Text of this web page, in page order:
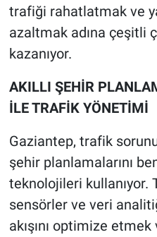
trafiği rahatlatmak ve
azaltmak adına çeşitli
kazanıyor.
AKILLI ŞEHİR
İLE TRAFİK YÖNETİMİ
Gaziantep, trafik
şehir planlamalarını
teknolojileri kullanıyor.
sensörler ve veri
akışını optimize